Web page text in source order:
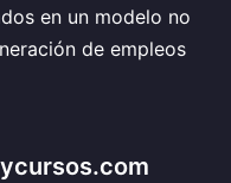
en un modelo no
de empleos